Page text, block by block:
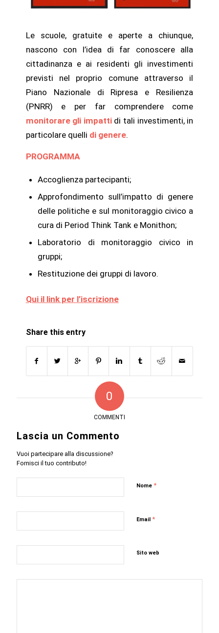
Le scuole, gratuite e aperte a chiunque,
nascono con l’idea di far conoscere alla
cittadinanza e ai residenti gli investimenti
previsti nel proprio comune attraverso il
Piano Nazionale di Ripresa e Resilienza
(PNRR) e per far comprendere come
monitorare gli impattidi tali investimenti, in
particolare quelli di genere.
PROGRAMMA
Accoglienza partecipanti;
Approfondimento sull’impatto di genere
delle politiche e sul monitoraggio civico a
cura di Period Think Tank e Monithon;
Laboratorio di monitoraggio civico in
gruppi;
Restituzione dei gruppi di lavoro.
Qui il link per l’iscrizione
Share this entry
0
COMMENTI
Lascia un Commento
Vuoi partecipare alla discussione?
Fornisci il tuo contributo!
Nome *
Email *
Sito web